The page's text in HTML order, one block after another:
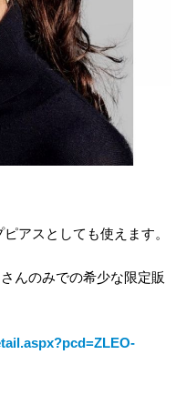
アスとしても使えます。
んのみでの希少な限定販